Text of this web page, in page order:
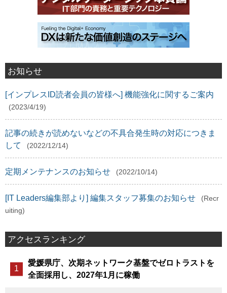
お知らせ
[インプレスID読者会員の皆様へ] 機能強化に関するご案内
(2023/4/19)
記事の続きが読めないなどの不具合発生時の対応につきま
して
(2022/12/14)
定期メンテナンスのお知らせ (2022/10/14)
[IT Leaders編集部より] 編集スタッフ募集のお知らせ
(Recr
uiting)
アクセスランキング
愛媛県庁、次期ネットワーク基盤でゼロトラストを
全面採用し、2027年1月に稼働